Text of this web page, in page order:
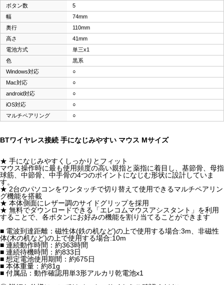
ボタン数
5
幅
74mm
奥行
110mm
高さ
41mm
電池方式
単三x1
色
黒系
Windows対応
○
Mac対応
○
android対応
○
iOS対応
○
マルチペアリング
○
BTワイヤレス接続 手になじみやすい マウス Mサイズ
★ 手になじみやすくしっかりとフィット
マウス操作時に最も使用頻度の高い親指と薬指に着目し、基節骨、母指
球筋、中節骨、中手骨の4つのポイントになじむ形状に設計していま
す。
★ 2台のパソコンをワンタッチで切り替えて使用できるマルチペアリン
グ機能を搭載
★ 本体側面にレザー調のサイドグリップを採用
★ 無料でダウンロードできる「エレコムマウスアシスタント」を利用
することで、各ボタンにお好みの機能を割り当てることができます
■ 電波到達距離：磁性体(鉄の机など)の上で使用する場合:3m、非磁性
体(木の机など)の上で使用する場合:10m
■ 連続動作時間：約363時間
■ 連続待機時間：約833日
■ 想定電池使用期間：約675日
■ 本体重量：約81g
■ 付属品：動作確認用単3形アルカリ乾電池x1